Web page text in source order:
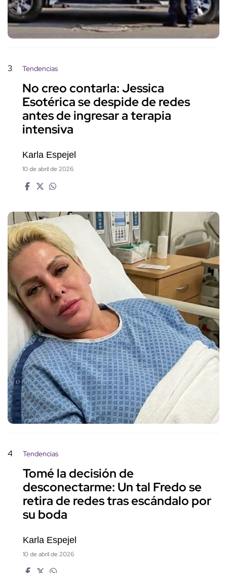
3 Tendencias
No creo contarla: Jessica
Esotérica se despide de redes
antes de ingresar a terapia
intensiva
Karla Espejel
10 de abril de 2026
4 Tendencias
Tomé la decisión de
desconectarme: Un tal Fredo se
retira de redes tras escándalo por
su boda
Karla Espejel
10 de abril de 2026